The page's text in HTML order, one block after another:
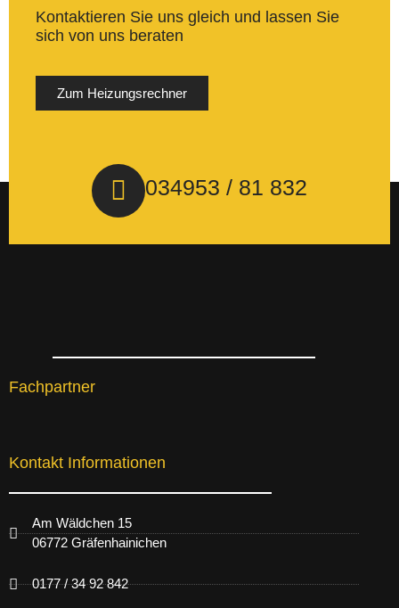
Kontaktieren Sie uns gleich und lassen Sie
sich von uns beraten
Zum Heizungsrechner
034953 / 81 832
Fachpartner
Kontakt Informationen
Am Wäldchen 15
06772 Gräfenhainichen
0177 / 34 92 842